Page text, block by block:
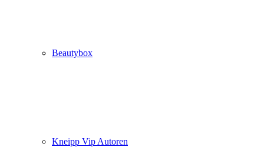
Beautybox
Kneipp Vip Autoren